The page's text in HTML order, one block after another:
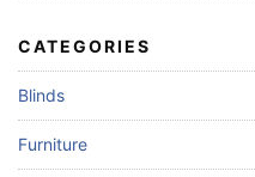
CATEGORIES
Blinds
Furniture